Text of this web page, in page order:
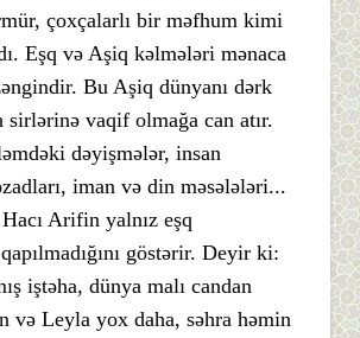
çoxçalarlı bir məfhum kimi
Eşq və Aşiq kəlmələri mənaca
Bu Aşiq dünyanı dərk
sirlərinə vaqif olmağa can atır.
dəyişmələr, insan
iman və din məsələləri...
Arifin yalnız eşq
göstərir. Deyir ki:
iştəha, dünya malı candan
və Leyla yox daha, səhra həmin